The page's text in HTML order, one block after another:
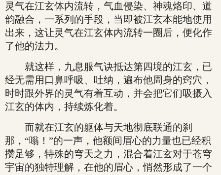
灵气在江玄体内流转，气血侵染、神魂烙印、道
韵融合，一系列的手段，当即被江玄本能地使用
出来，这让灵气在江玄体内流转一圈后，便化作
了他的法力。
就这样，九息服气诀抵达第四境的江玄，已
经无需用口鼻呼吸、吐纳，遍布他周身的窍穴，
时时跟外界的灵气有着互动，并会把它们吸摄入
江玄的体内，持续炼化着。
而就在江玄的躯体与天地彻底联通的刹
那，“嗡！”的一声，他额间眉心的力量也已经积
攒足够，特殊的穹天之力，混合着江玄对于苍穹
宇宙的独特理解，在他的眉心，悄然形成了一个